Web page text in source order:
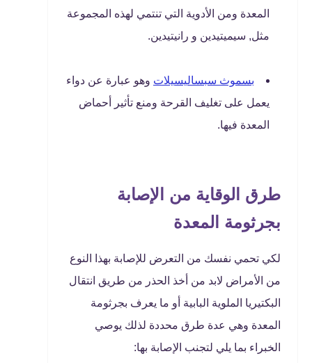
المعدة ومن الأدوية التي تنتمي لهذه المجموعة
مثل, سيميتيدين و رانيتيدين.
بسموث سبساليسيلات وهو عبارة عن دواء
يعمل على تغليف القرحة ومنع تأثير أحماض
المعدة فيها.
طرق الوقاية من الإصابة
بجرثومة المعدة
لكي تحمي نفسك من التعرض للإصابة بهذا النوع
من الأمراض لابد من أخذ الحذر من طريق انتقال
البكتيريا الملوية البابية أو ما يعرف بجرثومة
المعدة وهي عدة طرق محددة لذلك يوصي
الخبراء بما يلي لتجنب الإصابة بها: